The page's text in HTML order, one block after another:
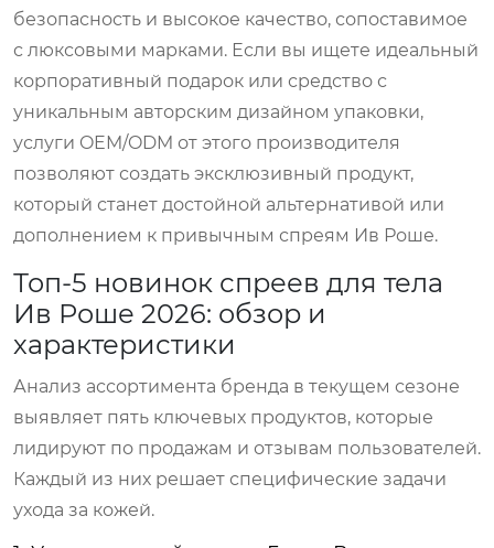
безопасность и высокое качество, сопоставимое
с люксовыми марками. Если вы ищете идеальный
корпоративный подарок или средство с
уникальным авторским дизайном упаковки,
услуги OEM/ODM от этого производителя
позволяют создать эксклюзивный продукт,
который станет достойной альтернативой или
дополнением к привычным спреям Ив Роше.
Топ-5 новинок спреев для тела
Ив Роше 2026: обзор и
характеристики
Анализ ассортимента бренда в текущем сезоне
выявляет пять ключевых продуктов, которые
лидируют по продажам и отзывам пользователей.
Каждый из них решает специфические задачи
ухода за кожей.